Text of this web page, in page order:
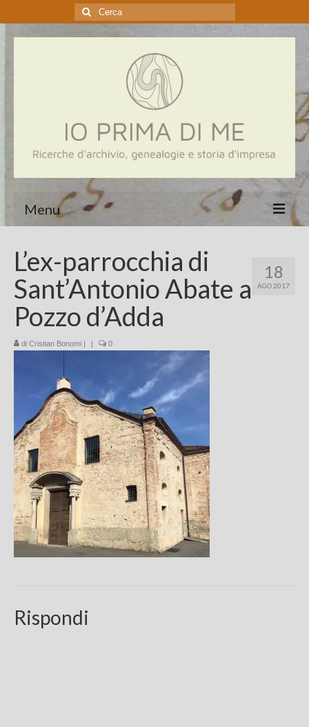
Cerca:
Menu
Genealogia
Aziende
Contatti
18
AGO 2017
L’ex-parrocchia di
Sant’Antonio Abate a
Pozzo d’Adda
di Cristian Bonomi | | 0
Rispondi